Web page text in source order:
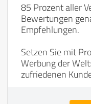
85 Prozent aller
Bewertungen
Empfehlungen.
Setzen Sie mit
Werbung der
zufriedenen